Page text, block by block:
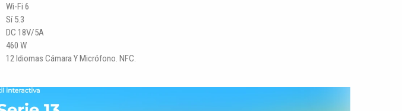
Wi-Fi 6
Sí 5.3
DC 18V/5A
460 W
12 Idiomas Cámara Y Micrófono. NFC.